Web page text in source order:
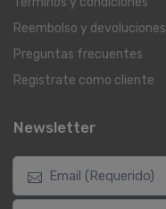
Reembolso y devoluciones
Preguntas frecuentes
Registrate como cliente
Newsletter